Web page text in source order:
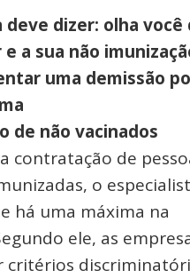
deve dizer: olha você
a sua não
uma demissão
de não vacinados
contratação de
o
há uma máxima na
ele, as
critérios